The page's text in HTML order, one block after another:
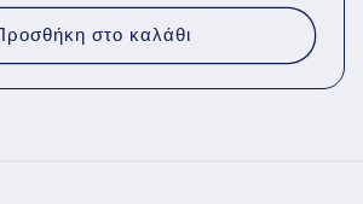
στο καλάθι